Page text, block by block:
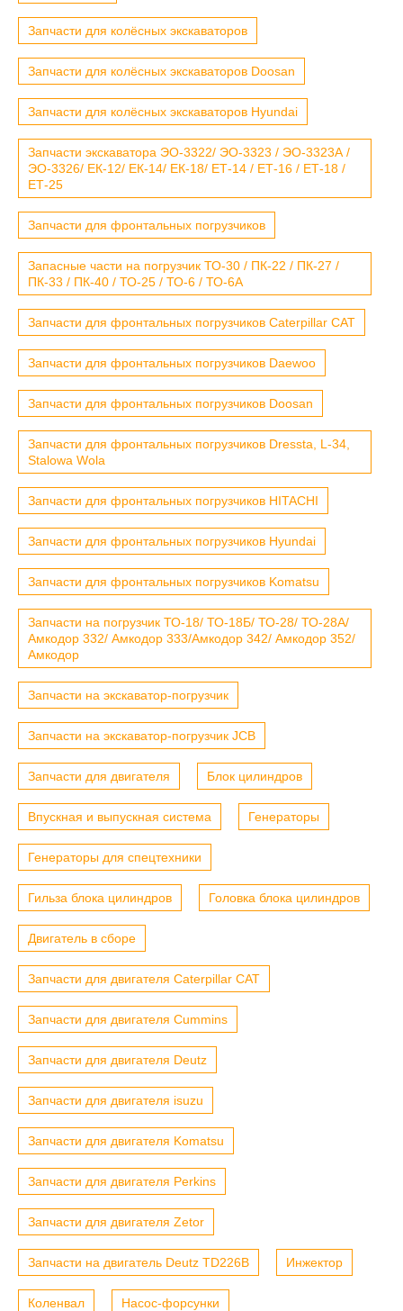
Запчасти для колёсных экскаваторов
Запчасти для колёсных экскаваторов Doosan
Запчасти для колёсных экскаваторов Hyundai
Запчасти экскаватора ЭО-3322/ ЭО-3323 / ЭО-3323А /
ЭО-3326/ ЕК-12/ ЕК-14/ ЕК-18/ ЕТ-14 / ЕТ-16 / ЕТ-18 /
ЕТ-25
Запчасти для фронтальных погрузчиков
Запасные части на погрузчик ТО-30 / ПК-22 / ПК-27 /
ПК-33 / ПК-40 / ТО-25 / ТО-6 / ТО-6А
Запчасти для фронтальных погрузчиков Caterpillar CAT
Запчасти для фронтальных погрузчиков Daewoo
Запчасти для фронтальных погрузчиков Doosan
Запчасти для фронтальных погрузчиков Dressta, L-34,
Stalowa Wola
Запчасти для фронтальных погрузчиков HITACHI
Запчасти для фронтальных погрузчиков Hyundai
Запчасти для фронтальных погрузчиков Komatsu
Запчасти на погрузчик ТО-18/ ТО-18Б/ ТО-28/ ТО-28А/
Амкодор 332/ Амкодор 333/Амкодор 342/ Амкодор 352/
Амкодор
Запчасти на экскаватор-погрузчик
Запчасти на экскаватор-погрузчик JCB
Запчасти для двигателя Блок цилиндров
Впускная и выпускная система Генераторы
Генераторы для спецтехники
Гильза блока цилиндров Головка блока цилиндров
Двигатель в сборе
Запчасти для двигателя Caterpillar CAT
Запчасти для двигателя Cummins
Запчасти для двигателя Deutz
Запчасти для двигателя isuzu
Запчасти для двигателя Komatsu
Запчасти для двигателя Perkins
Запчасти для двигателя Zetor
Запчасти на двигатель Deutz TD226B Инжектор
Коленвал Насос-форсунки